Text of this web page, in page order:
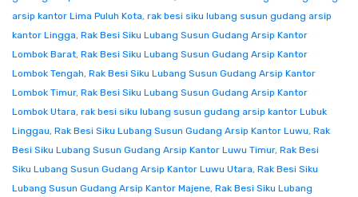
arsip kantor Lima Puluh Kota, rak besi siku lubang susun gudang arsip
kantor Lingga, Rak Besi Siku Lubang Susun Gudang Arsip Kantor
Lombok Barat, Rak Besi Siku Lubang Susun Gudang Arsip Kantor
Lombok Tengah, Rak Besi Siku Lubang Susun Gudang Arsip Kantor
Lombok Timur, Rak Besi Siku Lubang Susun Gudang Arsip Kantor
Lombok Utara, rak besi siku lubang susun gudang arsip kantor Lubuk
Linggau, Rak Besi Siku Lubang Susun Gudang Arsip Kantor Luwu, Rak
Besi Siku Lubang Susun Gudang Arsip Kantor Luwu Timur, Rak Besi
Siku Lubang Susun Gudang Arsip Kantor Luwu Utara, Rak Besi Siku
Lubang Susun Gudang Arsip Kantor Majene, Rak Besi Siku Lubang